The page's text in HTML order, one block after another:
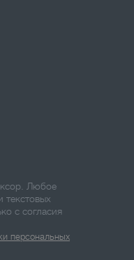
Любое
текстовых
с согласия
персональных